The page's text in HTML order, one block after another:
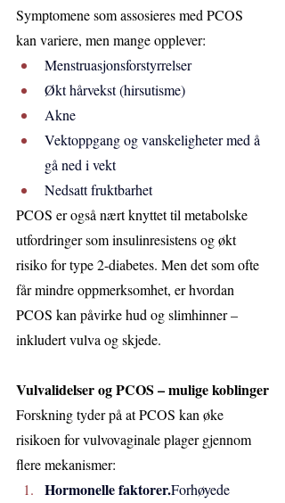
Symptomene som assosieres med PCOS
kan variere, men mange opplever:
Menstruasjonsforstyrrelser
Økt hårvekst (hirsutisme)
Akne
Vektoppgang og vanskeligheter med å
gå ned i vekt
Nedsatt fruktbarhet
PCOS er også nært knyttet til metabolske
utfordringer som insulinresistens og økt
risiko for type 2-diabetes. Men det som ofte
får mindre oppmerksomhet, er hvordan
PCOS kan påvirke hud og slimhinner –
inkludert vulva og skjede.
Vulvalidelser og PCOS – mulige koblinger
Forskning tyder på at PCOS kan øke
risikoen for vulvovaginale plager gjennom
flere mekanismer:
Hormonelle faktorer.Forhøyede